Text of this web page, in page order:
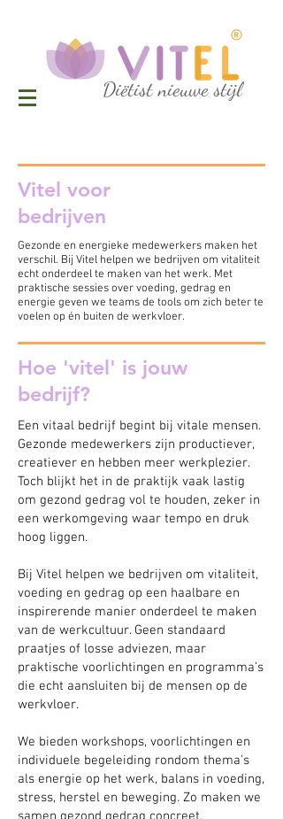
Diëtist nieuwe stijl
Vitel voor
bedrijven
Gezonde en energieke medewerkers maken het
verschil. Bij Vitel helpen we bedrijven om vitaliteit
echt onderdeel te maken van het werk. Met
praktische sessies over voeding, gedrag en
energie geven we teams de tools om zich beter te
voelen op én buiten de werkvloer.
Hoe 'vitel' is jouw
bedrijf?
Een vitaal bedrijf begint bij vitale mensen.
Gezonde medewerkers zijn productiever,
creatiever en hebben meer werkplezier.
Toch blijkt het in de praktijk vaak lastig
om gezond gedrag vol te houden, zeker in
een werkomgeving waar tempo en druk
hoog liggen.
Bij Vitel helpen we bedrijven om vitaliteit,
voeding en gedrag op een haalbare en
inspirerende manier onderdeel te maken
van de werkcultuur. Geen standaard
praatjes of losse adviezen, maar
praktische voorlichtingen en programma’s
die echt aansluiten bij de mensen op de
werkvloer.
We bieden workshops, voorlichtingen en
individuele begeleiding rondom thema’s
als energie op het werk, balans in voeding,
stress, herstel en beweging. Zo maken we